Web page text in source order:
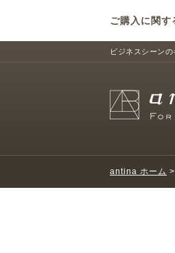
ご購入に関す
ビジネスシーン
antina ホーム >